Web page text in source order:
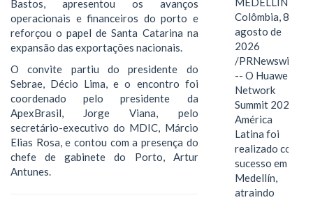
Bastos, apresentou os avanços
operacionais e financeiros do porto e
reforçou o papel de Santa Catarina na
expansão das exportações nacionais.
O convite partiu do presidente do
Sebrae, Décio Lima, e o encontro foi
coordenado pelo presidente da
ApexBrasil, Jorge Viana, pelo
secretário-executivo do MDIC, Márcio
Elias Rosa, e contou com a presença do
chefe de gabinete do Porto, Artur
Antunes.
Colômbia, 8 de
agosto de
2026
/PRNewswire/
-- O Huawei
Network
Summit 2026
América
Latina foi
realizado com
sucesso em
Medellín,
atraindo